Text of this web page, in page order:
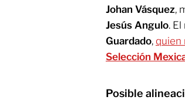
Johan Vásquez,
Jesús Angulo.
Guardado, quien
Selección
Posible